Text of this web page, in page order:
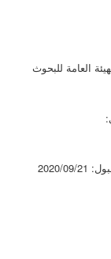
العامة للبحوث